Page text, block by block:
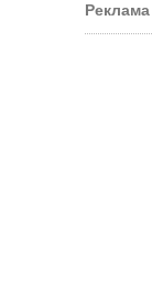
Реклама